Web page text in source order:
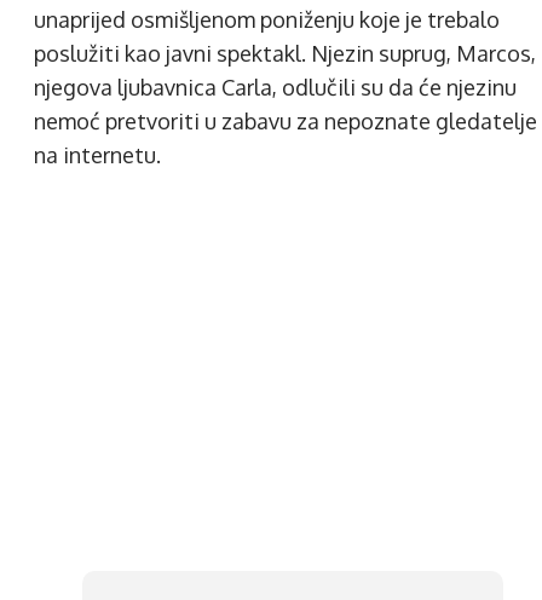
unaprijed osmišljenom poniženju koje je trebalo
poslužiti kao javni spektakl. Njezin suprug, Marcos,
njegova ljubavnica Carla, odlučili su da će njezinu
nemoć pretvoriti u zabavu za nepoznate gledatelje
na internetu.